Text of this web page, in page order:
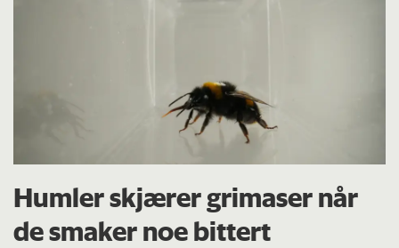
Humler skjærer grimaser når
de smaker noe bittert